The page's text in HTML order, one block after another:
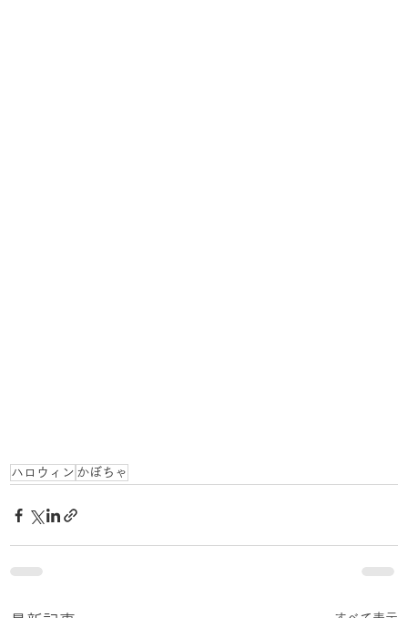
ハロウィン かぼちゃ